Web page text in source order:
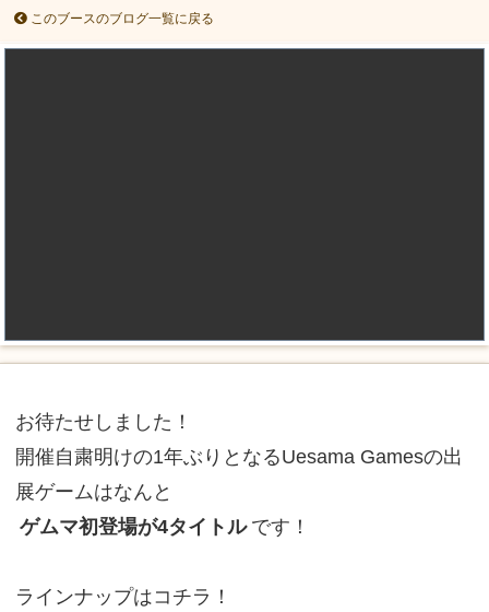
このブースのブログ一覧に戻る
お待たせしました！
開催自粛明けの1年ぶりとなるUesama Gamesの出
展ゲームはなんと
ゲムマ初登場が4タイトル です！
ラインナップはコチラ！